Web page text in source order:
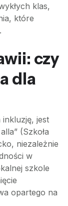
klas,
które
czy
dla
inkluzję, jest
(Szkoła
niezależnie
w
szkole
opartego na